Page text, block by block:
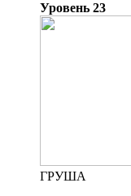
Уровень 23
ГРУША